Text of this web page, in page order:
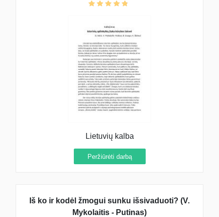
Lietuvių kalba
Peržiūrėti darbą
Iš ko ir kodėl žmogui sunku išsivaduoti? (V.
Mykolaitis - Putinas)